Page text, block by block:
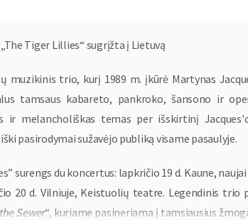
Tiger Lillies“ sugrįžta į Lietuvą
muzikinis trio, kurį 1989 m. įkūrė Martynas
tamsaus kabareto, pankroko, šansono ir
ir melancholiškas temas per išskirtinį
pasirodymai sužavėjo publiką visame pasaulyje.
surengs du koncertus: lapkričio 19 d. Kaune,
20 d. Vilniuje, Keistuolių teatre. Legendinis trio
Sewer“, kuriame pasineriama į tamsiausius